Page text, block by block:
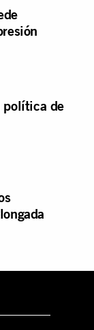
política de